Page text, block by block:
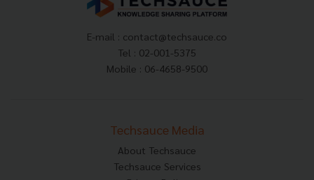
E-mail : contact@techsauce.co
Tel : 02-001-5375
Mobile : 06-4658-9500
Techsauce Media
About Techsauce
Techsauce Services